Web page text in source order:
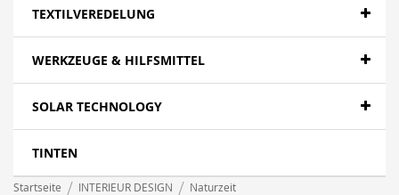
TEXTILVEREDELUNG
WERKZEUGE & HILFSMITTEL
SOLAR TECHNOLOGY
TINTEN
Startseite INTERIEUR DESIGN Naturzeit